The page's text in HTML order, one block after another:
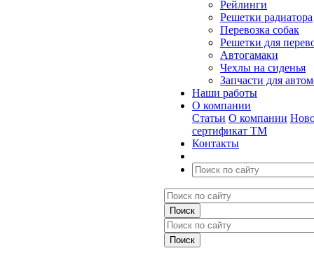
Рейлинги
Решетки радиатора
Перевозка собак
Решетки для
Автогамаки
Чехлы на сиденья
Запчасти для
Наши работы
О компании
Статьи О компании
сертификат ТМ
Контакты